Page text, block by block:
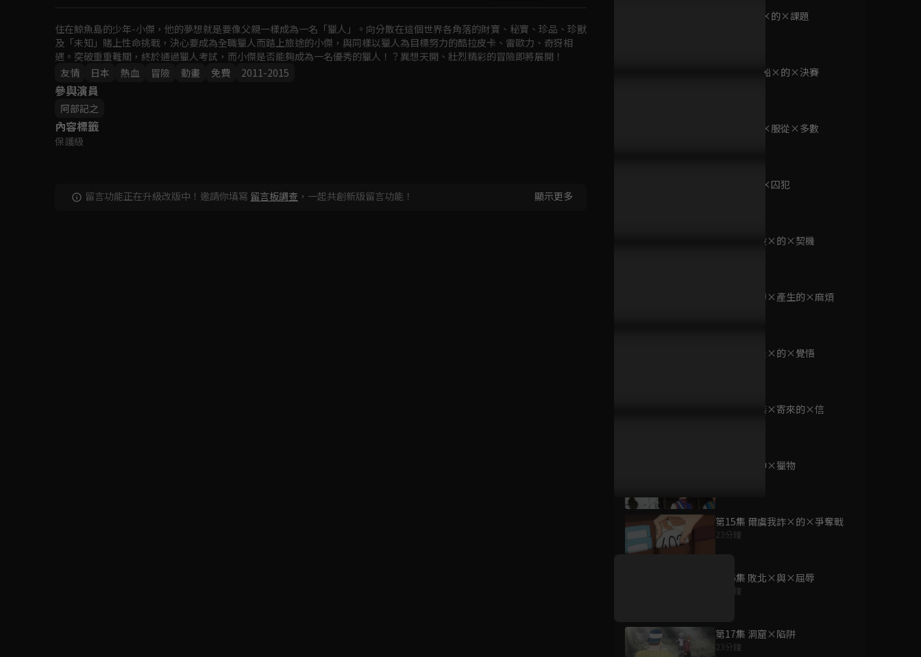
第6集 意外×的×課題
第7集 飛行船×的×決賽
第8集 少數×服從×多數
第9集 小心×囚犯
第10集 欺敵×的×契機
第11集 賭博×產生的×麻煩
第12集 最後×的×覺悟
第13集 小傑×寄來的×信
第14集 命中×獵物
第15集 爾虞我詐×的×爭奪戰
23分鐘
第16集 敗北×與×屈辱
23分鐘
第17集 洞窟×陷阱
23分鐘
住在鯨魚島的少年-小傑，他的夢想就是要像父親一樣成為一名「獵人」。向分散在這個世界各角落的財寶、秘寶、珍品、珍獸
及「未知」賭上性命挑戰，決心要成為全職獵人而踏上旅途的小傑，與同樣以獵人為目標努力的酷拉皮卡、雷歐力、奇犽相
遇。突破重重難關，終於通過獵人考試，而小傑是否能夠成為一名優秀的獵人！？異想天開、壯烈精彩的冒險即將展開！
友情
日本 熱血 冒險 動畫 免費 2011-2015
參與演員
阿部記之
內容標籤
保護級
留言功能正在升級改版中！邀請你填寫 留言板調查 ，一起共創新版留言功能！ 顯示更多
(國語)暗殺教室 S1
已完結 / 共 40 集
(國語)路人超能100
Alicization
妙手仁心II
好康資訊
升級VIP最優惠！獨家好